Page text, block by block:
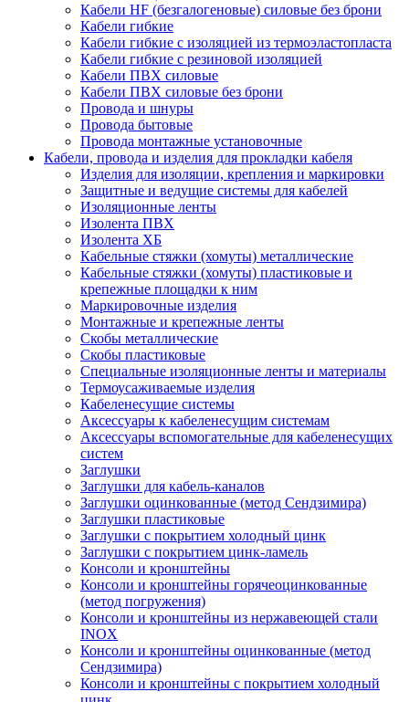
Кабели HF (безгалогеновые) силовые без брони
Кабели гибкие
Кабели гибкие с изоляцией из термоэластопласта
Кабели гибкие с резиновой изоляцией
Кабели ПВХ силовые
Кабели ПВХ силовые без брони
Провода и шнуры
Провода бытовые
Провода монтажные установочные
Кабели, провода и изделия для прокладки кабеля
Изделия для изоляции, крепления и маркировки
Защитные и ведущие системы для кабелей
Изоляционные ленты
Изолента ПВХ
Изолента ХБ
Кабельные стяжки (хомуты) металлические
Кабельные стяжки (хомуты) пластиковые и
крепежные площадки к ним
Маркировочные изделия
Монтажные и крепежные ленты
Скобы металлические
Скобы пластиковые
Специальные изоляционные ленты и материалы
Термоусаживаемые изделия
Кабеленесущие системы
Аксессуары к кабеленесущим системам
Аксессуары вспомогательные для кабеленесущих
систем
Заглушки
Заглушки для кабель-каналов
Заглушки оцинкованные (метод Сендзимира)
Заглушки пластиковые
Заглушки с покрытием холодный цинк
Заглушки с покрытием цинк-ламель
Консоли и кронштейны
Консоли и кронштейны горячеоцинкованные
(метод погружения)
Консоли и кронштейны из нержавеющей стали
INOX
Консоли и кронштейны оцинкованные (метод
Сендзимира)
Консоли и кронштейны с покрытием холодный